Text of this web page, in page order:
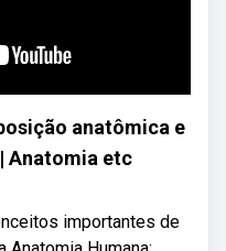
anatômica e
Anatomia etc
importantes de